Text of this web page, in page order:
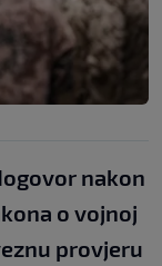
nakon
o vojnoj
provjeru